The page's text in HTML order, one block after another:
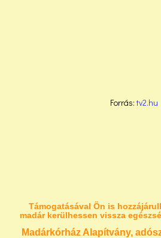
Forrás: tv2.hu
Támogatásával Ön is
madár kerülhessen vissza
Madárkórház Alapítvány,